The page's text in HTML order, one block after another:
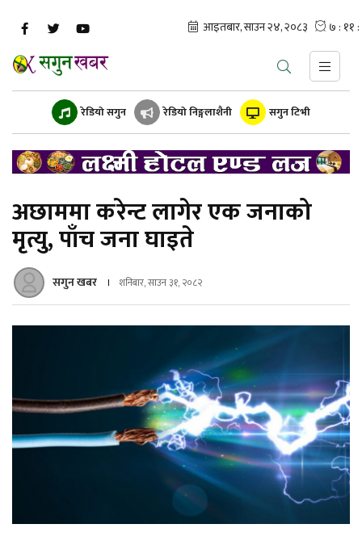
रेडियो सगुन रेडियो निङ्गलाशैनी सगुन टिभी
अछाममा करेन्ट लागेर एक जनाको
मृत्यु, पाँच जना घाइते
सगुन खबर शनिबार, साउन ३१, २०८२